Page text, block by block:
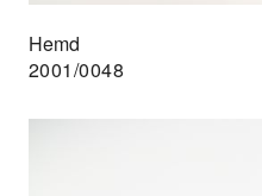
Hemd
2001/0048